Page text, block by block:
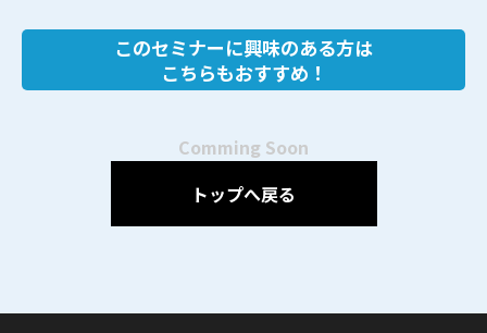
このセミナーに興味のある方は
こちらもおすすめ！
Comming Soon
トップへ戻る